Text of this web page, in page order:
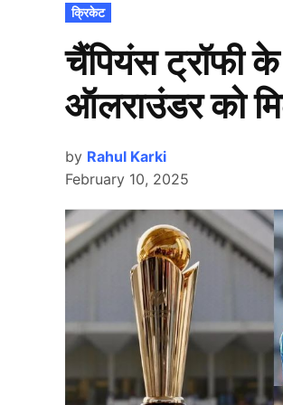
POSTED
IN
क्रिकेट
चैंपियंस ट्रॉफी
ऑलराउंडर को
by Rahul Karki
February 10, 2025